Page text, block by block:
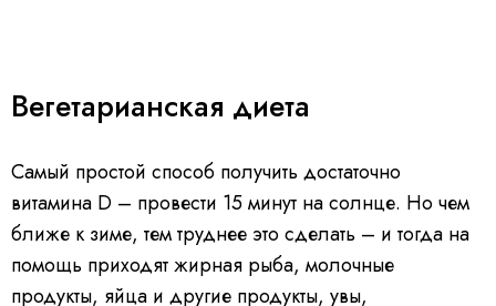
Вегетарианская диета
Самый простой способ получить достаточно
витамина D – провести 15 минут на солнце. Но чем
ближе к зиме, тем труднее это сделать – и тогда на
помощь приходят жирная рыба, молочные
продукты, яйца и другие продукты, увы,